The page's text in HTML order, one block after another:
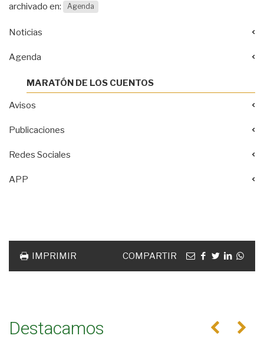
archivado en: Agenda
Noticias
Agenda
MARATÓN DE LOS CUENTOS
Avisos
Publicaciones
Redes Sociales
APP
IMPRIMIR COMPARTIR Emailfacebook
twitterlinkedin
Destacamos Anterior